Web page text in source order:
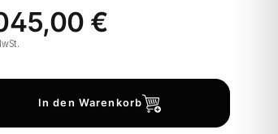
€
In den Warenkorb